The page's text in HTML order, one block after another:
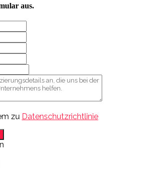
aus.
zu Datenschutzrichtlinie